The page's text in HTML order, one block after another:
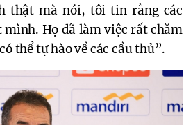
thật mà nói, tôi tin rằng các
mình. Họ đã làm việc rất chăm
thể tự hào về các cầu thủ”.